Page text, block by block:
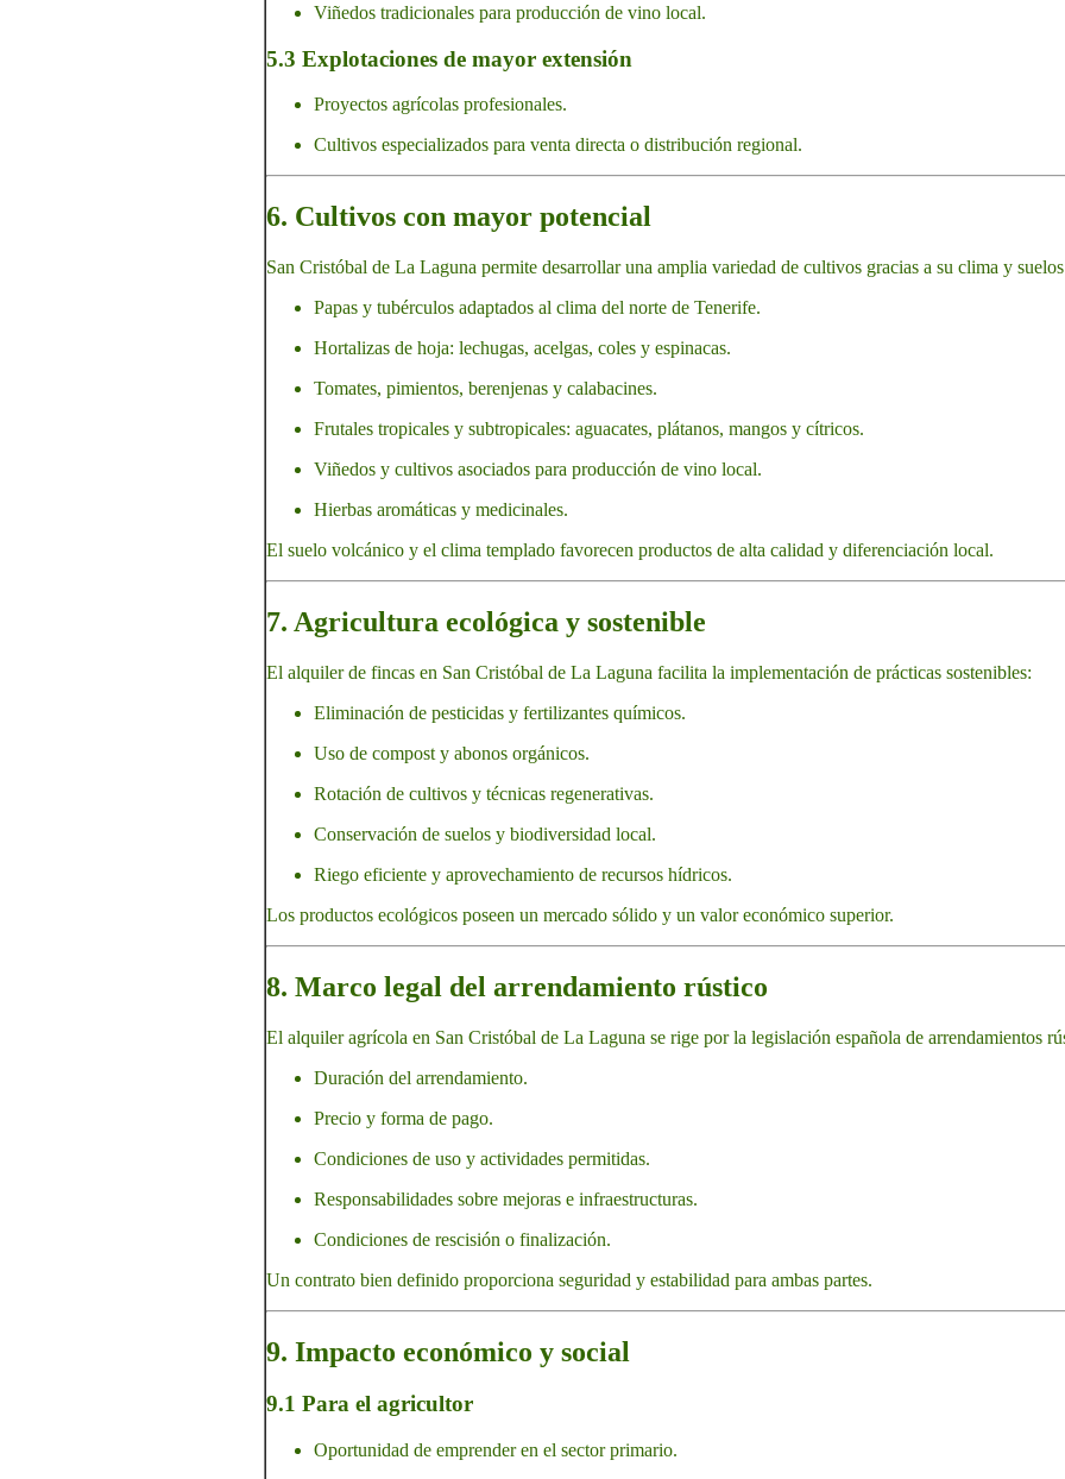
Viñedos tradicionales para producción de vino local.
5.3 Explotaciones de mayor extensión
Proyectos agrícolas profesionales.
Cultivos especializados para venta directa o distribución regional.
6. Cultivos con mayor potencial
San Cristóbal de La Laguna permite desarrollar una amplia variedad de cultivos gracias a su clima y
Papas y tubérculos adaptados al clima del norte de Tenerife.
Hortalizas de hoja: lechugas, acelgas, coles y espinacas.
Tomates, pimientos, berenjenas y calabacines.
Frutales tropicales y subtropicales: aguacates, plátanos, mangos y cítricos.
Viñedos y cultivos asociados para producción de vino local.
Hierbas aromáticas y medicinales.
El suelo volcánico y el clima templado favorecen productos de alta calidad y diferenciación local.
7. Agricultura ecológica y sostenible
El alquiler de fincas en San Cristóbal de La Laguna facilita la implementación de prácticas sostenibles:
Eliminación de pesticidas y fertilizantes químicos.
Uso de compost y abonos orgánicos.
Rotación de cultivos y técnicas regenerativas.
Conservación de suelos y biodiversidad local.
Riego eficiente y aprovechamiento de recursos hídricos.
Los productos ecológicos poseen un mercado sólido y un valor económico superior.
8. Marco legal del arrendamiento rústico
El alquiler agrícola en San Cristóbal de La Laguna se rige por la legislación española de arrendamientos
Duración del arrendamiento.
Precio y forma de pago.
Condiciones de uso y actividades permitidas.
Responsabilidades sobre mejoras e infraestructuras.
Condiciones de rescisión o finalización.
Un contrato bien definido proporciona seguridad y estabilidad para ambas partes.
9. Impacto económico y social
9.1 Para el agricultor
Oportunidad de emprender en el sector primario.